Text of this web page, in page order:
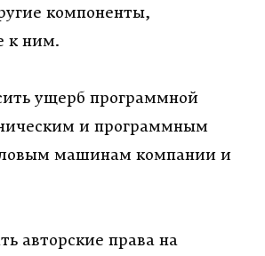
компоненты,
к ним.
ущерб программной
и программным
машинам компании и
авторские права на